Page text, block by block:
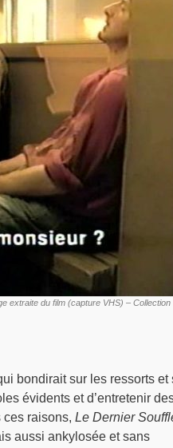
extraite du film (capture VHS) – Collection
bondirait sur les ressorts et
évidents et d’entretenir
ces raisons, Le Dernier
aussi ankylosée et sans